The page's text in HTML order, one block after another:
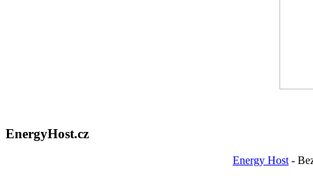
EnergyHost.cz
Energy Host -